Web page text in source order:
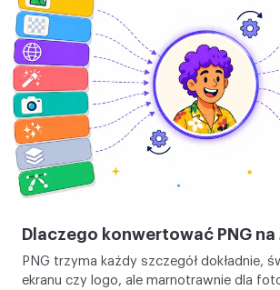
swój
obraz
Dlaczego konwertować PNG na
PNG trzyma każdy szczegół dokładnie,
ekranu czy logo, ale marnotrawnie dla